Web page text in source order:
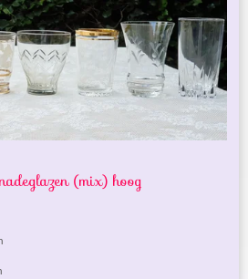
(mix) hoog